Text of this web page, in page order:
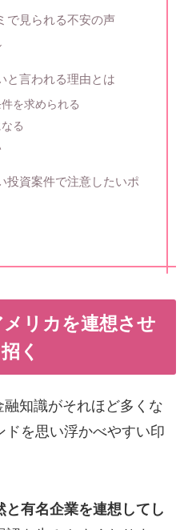
で見られる不安の声
と言われる理由とは
を求められる
る
投資案件で注意したいポ
リカを連想させ
く
知識がそれほど多くな
ドを思い浮かべやすい印
と有名企業を連想してし